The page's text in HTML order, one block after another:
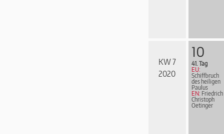
KW 7
2020
10
41. Tag
EU:
Schiffbruch
des heiligen
Paulus
EN: Friedrich
Christoph
Oetinger